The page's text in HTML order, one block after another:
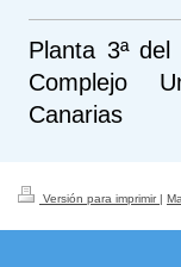
Planta 3ª del
Complejo
Canarias
Versión para imprimir |